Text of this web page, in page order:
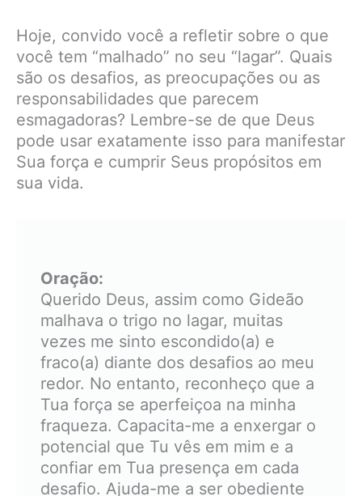
Hoje, convido você a refletir sobre o que
você tem “malhado” no seu “lagar”. Quais
são os desafios, as preocupações ou as
responsabilidades que parecem
esmagadoras? Lembre-se de que Deus
pode usar exatamente isso para manifestar
Sua força e cumprir Seus propósitos em
sua vida.
Oração:
Querido Deus, assim como Gideão
malhava o trigo no lagar, muitas
vezes me sinto escondido(a) e
fraco(a) diante dos desafios ao meu
redor. No entanto, reconheço que a
Tua força se aperfeiçoa na minha
fraqueza. Capacita-me a enxergar o
potencial que Tu vês em mim e a
confiar em Tua presença em cada
desafio. Ajuda-me a ser obediente